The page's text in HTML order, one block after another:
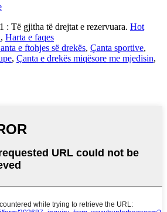
Të gjitha të drejtat e rezervuara. Hot
, Harta e faqes
e ftohjes së drekës, Çanta sportive,
, Çanta e drekës miqësore me mjedisin,